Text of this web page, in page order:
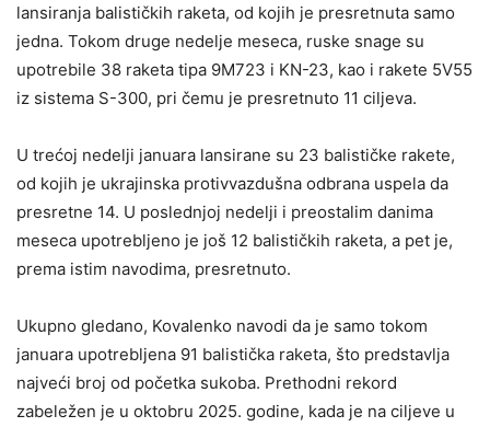
lansiranja balističkih raketa, od kojih je presretnuta samo
jedna. Tokom druge nedelje meseca, ruske snage su
upotrebile 38 raketa tipa 9M723 i KN-23, kao i rakete 5V55
iz sistema S-300, pri čemu je presretnuto 11 ciljeva.
U trećoj nedelji januara lansirane su 23 balističke rakete,
od kojih je ukrajinska protivvazdušna odbrana uspela da
presretne 14. U poslednjoj nedelji i preostalim danima
meseca upotrebljeno je još 12 balističkih raketa, a pet je,
prema istim navodima, presretnuto.
Ukupno gledano, Kovalenko navodi da je samo tokom
januara upotrebljena 91 balistička raketa, što predstavlja
najveći broj od početka sukoba. Prethodni rekord
zabeležen je u oktobru 2025. godine, kada je na ciljeve u